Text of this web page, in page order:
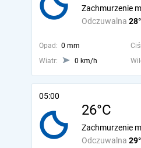
Odczuwalna
Zachmurzenie
Opad: 0 mm
Wiatr:
0 km/h
05:00
26°C
Odczuwalna
Zachmurzenie